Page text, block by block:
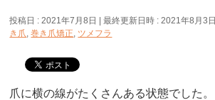
投稿日 : 2021年7月8日 最終更新日時 : 2021年8月3日
き爪,巻き爪矯正, ツメフラ
爪に横の線がたくさんある状態でした。